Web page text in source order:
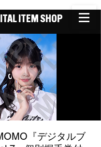
ITEM SHOP
『デジタルブ